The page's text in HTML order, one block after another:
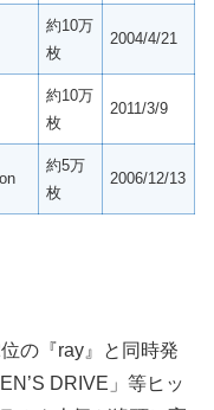
約10万
枚
2004/4/21
約10万
枚
2011/3/9
約5万
枚
2006/12/13
の『ray』と同時発
DRIVE」等ヒッ